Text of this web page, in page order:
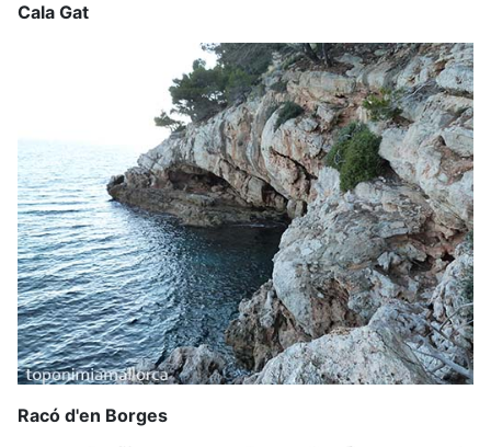
Cala Gat
Racó d'en Borges